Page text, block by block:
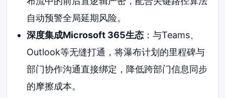
自动预警全局延期风险。
深度集成Microsoft 365生态：与Teams、
Outlook等无缝打通，将瀑布计划的里程碑与
部门协作沟通直接绑定，降低跨部门信息同步
的摩擦成本。